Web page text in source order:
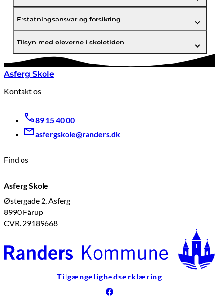
Erstatningsansvar og forsikring
Tilsyn med eleverne i skoletiden
Asferg Skole
Kontakt os
89 15 40 00
asfergskole@randers.dk
Find os
Asferg Skole
Østergade 2, Asferg
8990 Fårup
CVR. 29189668
Tilgængelighedserklæring